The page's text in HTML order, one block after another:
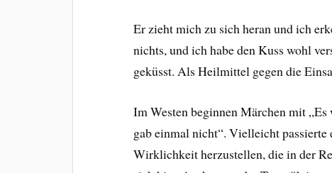
Er zieht mich zu sich heran und ich
nichts, und ich habe den Kuss wohl
geküsst. Als Heilmittel gegen die
Im Westen beginnen Märchen mit „Es
gab einmal nicht“. Vielleicht passierte
Wirklichkeit herzustellen, die in der